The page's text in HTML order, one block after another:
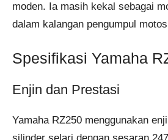
moden. Ia masih kekal sebagai
dalam kalangan pengumpul
Spesifikasi Yamaha
Enjin dan Prestasi
Yamaha RZ250 menggunakan